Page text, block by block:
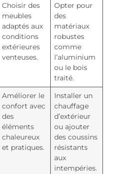
Choisir des
meubles
adaptés aux
conditions
extérieures
venteuses.
Opter pour
des
matériaux
robustes
comme
l’aluminium
ou le bois
traité.
Améliorer le
confort avec
des
éléments
chaleureux
et pratiques.
Installer un
chauffage
d’extérieur
ou ajouter
des coussins
résistants
aux
intempéries.